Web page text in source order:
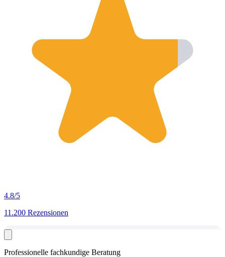
4.8/5
11.200 Rezensionen
Professionelle fachkundige Beratung